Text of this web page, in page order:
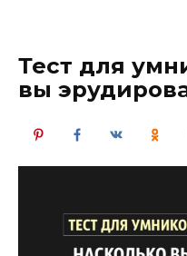
Тест для
вы